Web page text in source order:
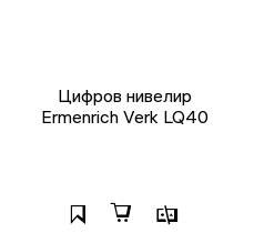
Цифров нивелир
Ermenrich Verk LQ40